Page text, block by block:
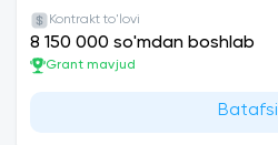
Kontrakt to'lovi
8 150 000 so'mdan boshlab
Grant mavjud
Batafsil